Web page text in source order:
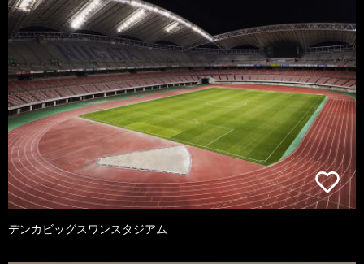
デンカビッグスワンスタジアム